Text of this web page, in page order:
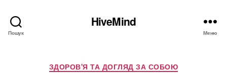
Пошук
HiveMind
Меню
Категорії
ЗДОРОВ'Я ТА ДОГЛЯД ЗА СОБОЮ